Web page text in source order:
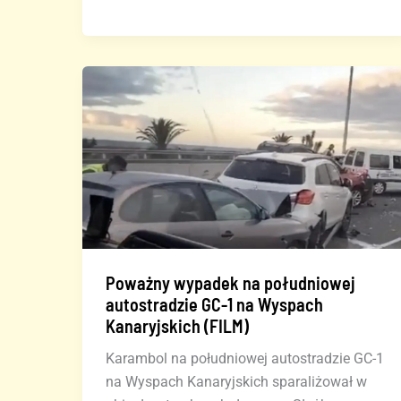
w
Poważny wypadek na południowej
autostradzie GC-1 na Wyspach
Kanaryjskich (FILM)
Karambol na południowej autostradzie GC-1
na Wyspach Kanaryjskich sparaliżował w